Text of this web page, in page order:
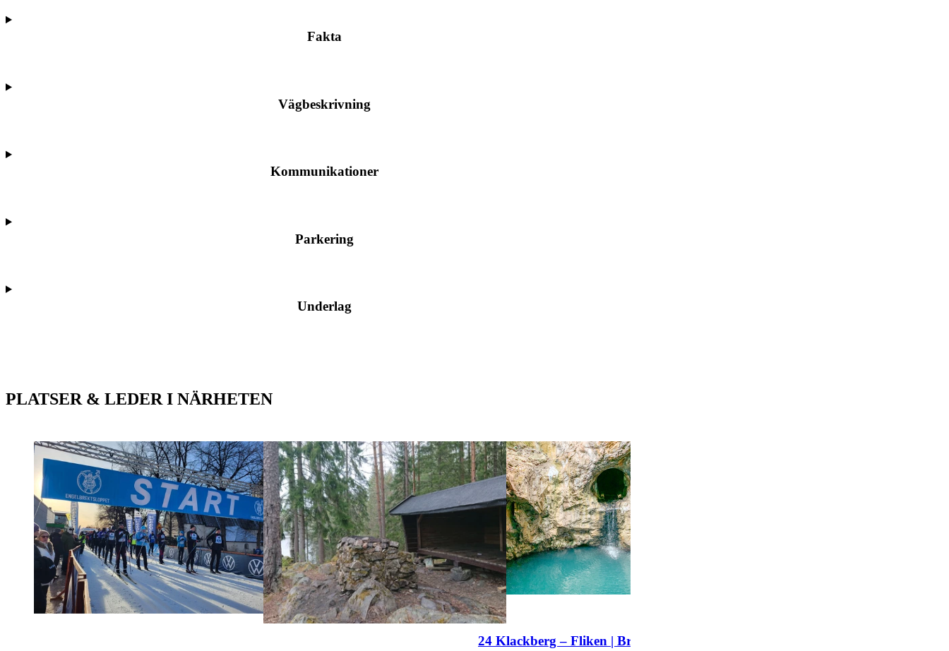
Fakta
Vägbeskrivning
Kommunikationer
Parkering
Underlag
PLATSER & LEDER I NÄRHETEN
24 Klackberg – Fliken | Bruksleden